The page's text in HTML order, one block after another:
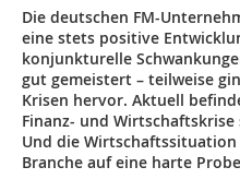
Die deutschen FM-
eine stets positive
konjunkturelle
gut gemeistert – teilweise
Krisen hervor. Aktuell
Finanz- und
Und die
Branche auf eine harte